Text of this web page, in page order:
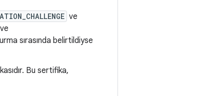
ve
ve
sırasında belirtildiyse
Bu sertifika,